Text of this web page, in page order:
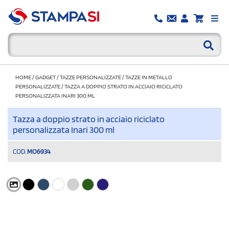
HOME/GADGET/TAZZE PERSONALIZZATE/TAZZE IN METALLO
PERSONALIZZATE/TAZZA A DOPPIO STRATO IN ACCIAIO RICICLATO
PERSONALIZZATA INARI 300 ML
Tazza a doppio strato in acciaio riciclato
personalizzata Inari 300 ml
COD. MO6934